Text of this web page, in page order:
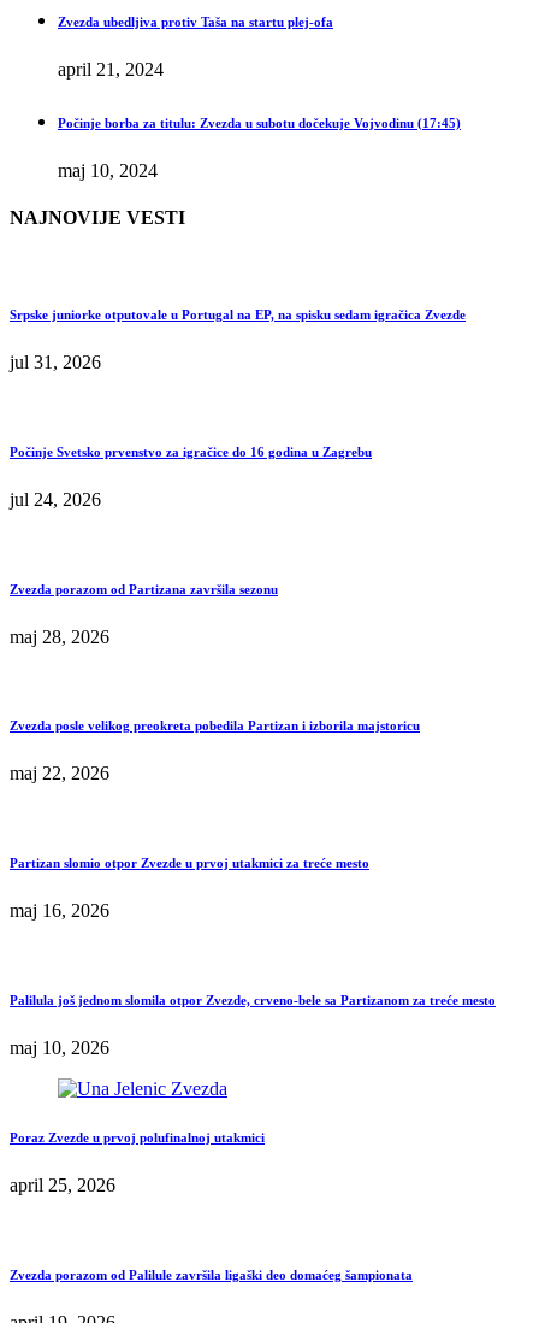
Zvezda ubedljiva protiv Taša na startu plej-ofa
april 21, 2024
Počinje borba za titulu: Zvezda u subotu dočekuje Vojvodinu (17:45)
maj 10, 2024
NAJNOVIJE VESTI
Srpske juniorke otputovale u Portugal na EP, na spisku sedam igračica Zvezde
jul 31, 2026
Počinje Svetsko prvenstvo za igračice do 16 godina u Zagrebu
jul 24, 2026
Zvezda porazom od Partizana završila sezonu
maj 28, 2026
Zvezda posle velikog preokreta pobedila Partizan i izborila majstoricu
maj 22, 2026
Partizan slomio otpor Zvezde u prvoj utakmici za treće mesto
maj 16, 2026
Palilula još jednom slomila otpor Zvezde, crveno-bele sa Partizanom za treće mesto
maj 10, 2026
Poraz Zvezde u prvoj polufinalnoj utakmici
april 25, 2026
Zvezda porazom od Palilule završila ligaški deo domaćeg šampionata